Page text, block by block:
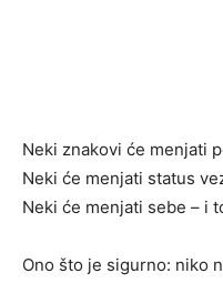
Neki znakovi će menjati
Neki će menjati status
Neki će menjati sebe – i
Ono što je sigurno: niko